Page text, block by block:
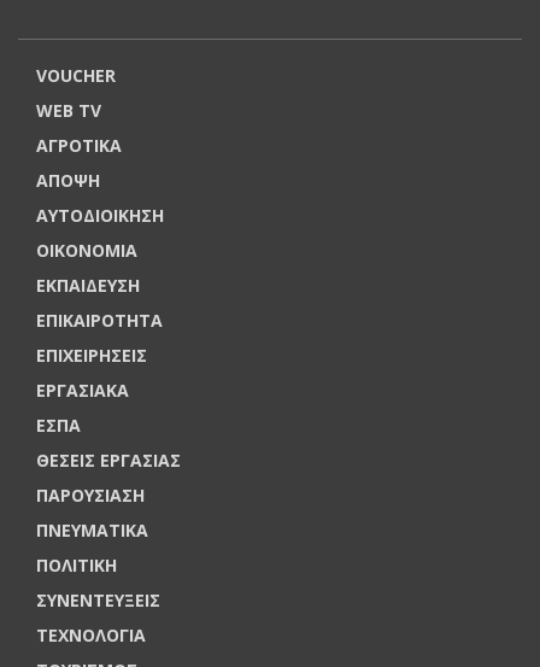
VOUCHER
WEB TV
ΑΓΡΟΤΙΚΑ
ΑΠΟΨΗ
ΑΥΤΟΔΙΟΙΚΗΣΗ
ΟΙΚΟΝΟΜΙΑ
ΕΚΠΑΙΔΕΥΣΗ
ΕΠΙΚΑΙΡΟΤΗΤΑ
ΕΠΙΧΕΙΡΗΣΕΙΣ
ΕΡΓΑΣΙΑΚΑ
ΕΣΠΑ
ΘΕΣΕΙΣ ΕΡΓΑΣΙΑΣ
ΠΑΡΟΥΣΙΑΣΗ
ΠΝΕΥΜΑΤΙΚΑ
ΠΟΛΙΤΙΚΗ
ΣΥΝΕΝΤΕΥΞΕΙΣ
ΤΕΧΝΟΛΟΓΙΑ